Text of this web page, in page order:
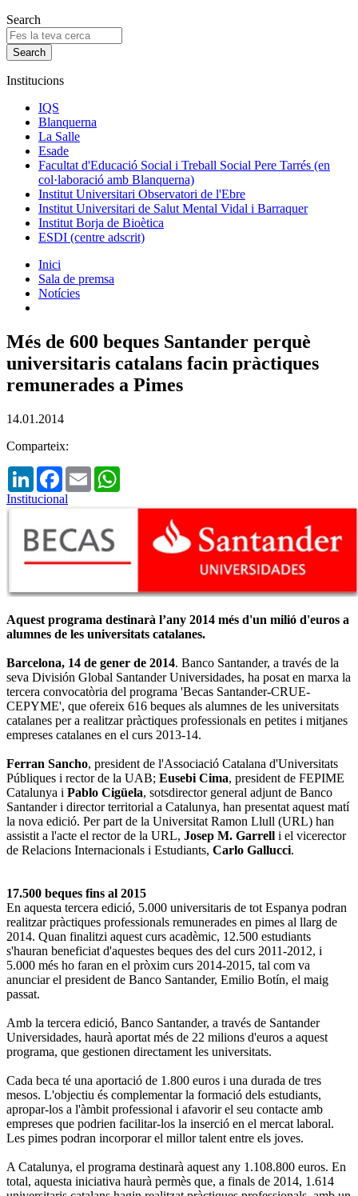
Search
Institucions
IQS
Blanquerna
La Salle
Esade
Facultat d'Educació Social i Treball Social Pere Tarrés (en
col·laboració amb Blanquerna)
Institut Universitari Observatori de l'Ebre
Institut Universitari de Salut Mental Vidal i Barraquer
Institut Borja de Bioètica
ESDI (centre adscrit)
Inici
Sala de premsa
Notícies
Més de 600 beques Santander perquè
universitaris catalans facin pràctiques
remunerades a Pimes
14.01.2014
Comparteix:
LinkedInFacebook
Email
Institucional
Aquest programa destinarà l’any 2014 més d'un milió d'euros a
alumnes de les universitats catalanes.
Barcelona, 14 de gener de 2014. Banco Santander, a través de la
seva División Global Santander Universidades, ha posat en marxa la
tercera convocatòria del programa 'Becas Santander-CRUE-
CEPYME', que ofereix 616 beques als alumnes de les universitats
catalanes per a realitzar pràctiques professionals en petites i mitjanes
empreses catalanes en el curs 2013-14.
Ferran Sancho, president de l'Associació Catalana d'Universitats
Públiques i rector de la UAB; Eusebi Cima, president de FEPIME
Catalunya i Pablo Cigüela, sotsdirector general adjunt de Banco
Santander i director territorial a Catalunya, han presentat aquest matí
la nova edició. Per part de la Universitat Ramon Llull (URL) han
assistit a l'acte el rector de la URL, Josep M. Garrell i el vicerector
de Relacions Internacionals i Estudiants, Carlo Gallucci.
17.500 beques fins al 2015
En aquesta tercera edició, 5.000 universitaris de tot Espanya podran
realitzar pràctiques professionals remunerades en pimes al llarg de
2014. Quan finalitzi aquest curs acadèmic, 12.500 estudiants
s'hauran beneficiat d'aquestes beques des del curs 2011-2012, i
5.000 més ho faran en el pròxim curs 2014-2015, tal com va
anunciar el president de Banco Santander, Emilio Botín, el maig
passat.
Amb la tercera edició, Banco Santander, a través de Santander
Universidades, haurà aportat més de 22 milions d'euros a aquest
programa, que gestionen directament les universitats.
Cada beca té una aportació de 1.800 euros i una durada de tres
mesos. L'objectiu és complementar la formació dels estudiants,
apropar-los a l'àmbit professional i afavorir el seu contacte amb
empreses que podrien facilitar-los la inserció en el mercat laboral.
Les pimes podran incorporar el millor talent entre els joves.
A Catalunya, el programa destinarà aquest any 1.108.800 euros. En
total, aquesta iniciativa haurà permès que, a finals de 2014, 1.614